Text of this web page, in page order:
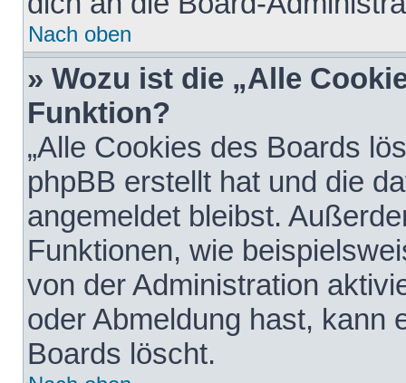
Nach oben
» Wozu ist die „Alle
Funktion?
„Alle Cookies des Boards
phpBB erstellt hat und die
angemeldet bleibst.
Funktionen, wie
von der Administration
oder Abmeldung hast, kann
Boards löscht.